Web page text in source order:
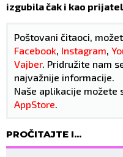
izgubila čak i kao
Poštovani čitaoci,
Facebook, Instagram,
Vajber. Pridružite nam
najvažnije informacije.
Naše aplikacije možete
AppStore.
PROČITAJTE I...